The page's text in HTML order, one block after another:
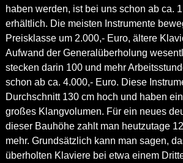
haben werden, ist bei uns schon ab ca.
erhältlich. Die meisten Instrumente
Preisklasse um 2.000,- Euro, ältere
Aufwand der Generalüberholung
stecken darin 100 und mehr
schon ab ca. 4.000,- Euro. Diese
Durchschnitt 130 cm hoch und haben
großes Klangvolumen. Für ein neues
dieser Bauhöhe zahlt man heutzutage
mehr. Grundsätzlich kann man sagen,
überholten Klaviere bei etwa einem